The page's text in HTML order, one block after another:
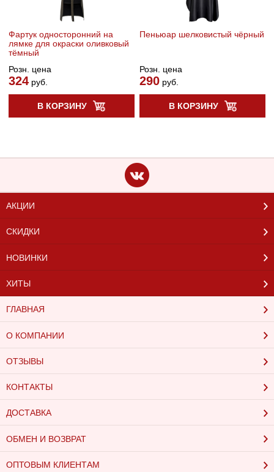
Фартук односторонний на
лямке для окраски оливковый
тёмный
Розн. цена
324руб.
В КОРЗИНУ
Пеньюар шелковистый чёрный
Розн. цена
290 руб.
В КОРЗИНУ
АКЦИИ
СКИДКИ
НОВИНКИ
ХИТЫ
ГЛАВНАЯ
О КОМПАНИИ
ОТЗЫВЫ
КОНТАКТЫ
ДОСТАВКА
ОБМЕН И ВОЗВРАТ
ОПТОВЫМ КЛИЕНТАМ